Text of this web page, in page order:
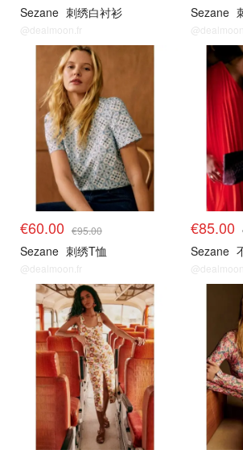
Sezane 刺绣白衬衫
@dealmoon.fr
Sezane
€60.00 €95.00
Sezane 刺绣T恤
@dealmoon.fr
€85.00
Sezane